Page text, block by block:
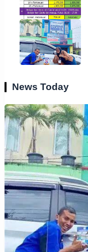
News Today